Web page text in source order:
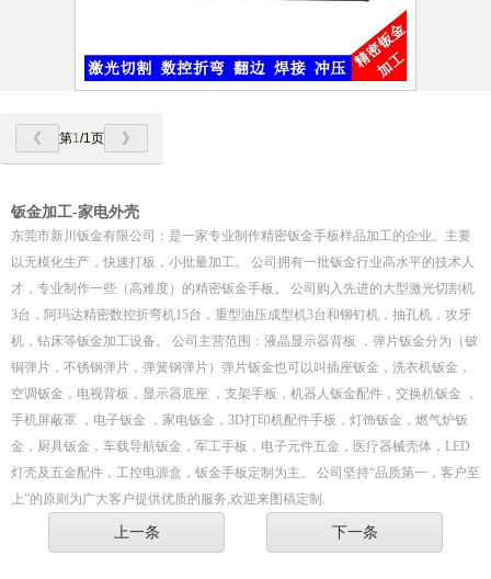
第1/1页
钣金加工-家电外壳
东莞市新川钣金有限公司：是一家专业制作精密钣金手板样品加工的企业。主要
以无模化生产，快速打板，小批量加工。 公司拥有一批钣金行业高水平的技术人
才，专业制作一些（高难度）的精密钣金手板。 公司购入先进的大型激光切割机
3台，阿玛达精密数控折弯机15台，重型油压成型机3台和铆钉机，抽孔机，攻牙
机，钻床等钣金加工设备。 公司主营范围：液晶显示器背板 ，弹片钣金分为（铍
铜弹片，不锈钢弹片，弹簧钢弹片）弹片钣金也可以叫插座钣金，洗衣机钣金，
空调钣金，电视背板，显示器底座 ，支架手板，机器人钣金配件，交换机钣金 ，
手机屏蔽罩 ，电子钣金 ，家电钣金，3D打印机配件手板，灯饰钣金，燃气炉钣
金，厨具钣金，车载导航钣金，军工手板，电子元件五金，医疗器械壳体，LED
灯壳及五金配件，工控电源盒，钣金手板定制为主。 公司坚持“品质第一，客户至
上”的原则为广大客户提供优质的服务,欢迎来图稿定制.
上一条 下一条